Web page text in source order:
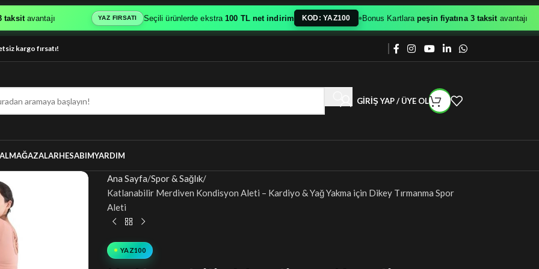
kargo fırsatı!
GIRIŞ YAP / ÜYE OL
MAĞAZALARHESABIMYARDIM
Ana Sayfa Spor & Sağlık
Katlanabilir Merdiven Kondisyon Aleti – Kardiyo & Yağ Yakma için Dikey Tırmanma Spor
Aleti
YAZ100
avantajı YAZ FIRSATI Seçili ürünlerde ekstra100 TL net indirim KOD: YAZ100 •Bonus Kartlarapeşin fiyatına 3 taksit avantajı